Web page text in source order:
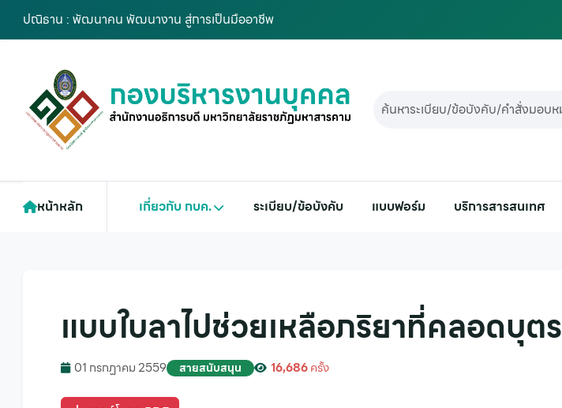
ปณิธาน : พัฒนาคน พัฒนางาน สู่การเป็นมืออาชีพ
หน้าหลัก เกี่ยวกับ กบค. ระเบียบ/ข้อบังคับ แบบฟอร์ม บริการสารสนเทศ
แบบใบลาไปช่วยเหลือภริยาที่คลอดบุตร
01 กรกฏาคม 2559 สายสนับสนุน 16,686ครั้ง